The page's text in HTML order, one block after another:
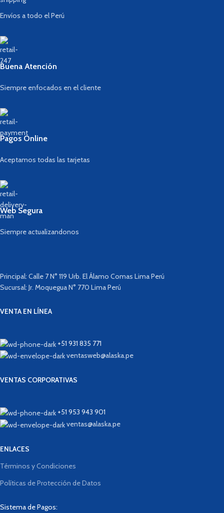
Envíos a todo el Perú
Buena Atención
Siempre enfocados en el cliente
Pagos Online
Aceptamos todas las tarjetas
Web Segura
Siempre actualizandonos
Principal: Calle 7 N° 119 Urb. El Álamo Comas Lima Perú
Sucursal: Jr. Moquegua N° 770 Lima Perú
VENTA EN LÍNEA
+51 931 835 771
ventasweb@alaska.pe
VENTAS CORPORATIVAS
+51 953 943 901
ventas@alaska.pe
ENLACES
Términos y Condiciones
Políticas de Protección de Datos
Sistema de Pagos: